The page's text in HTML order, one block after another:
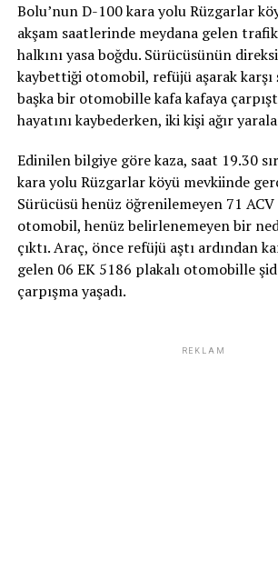
Bolu’nun D-100 kara yolu Rüzgarlar
akşam saatlerinde meydana gelen trafik
halkını yasa boğdu. Sürücüsünün
kaybettiği otomobil, refüjü aşarak karşı
başka bir otomobille kafa kafaya
hayatını kaybederken, iki kişi ağır
Edinilen bilgiye göre kaza, saat 19.30
kara yolu Rüzgarlar köyü mevkiinde
Sürücüsü henüz öğrenilemeyen 71
otomobil, henüz belirlenemeyen bir
çıktı. Araç, önce refüjü aştı ardından
gelen 06 EK 5186 plakalı otomobille
çarpışma yaşadı.
REKLAM